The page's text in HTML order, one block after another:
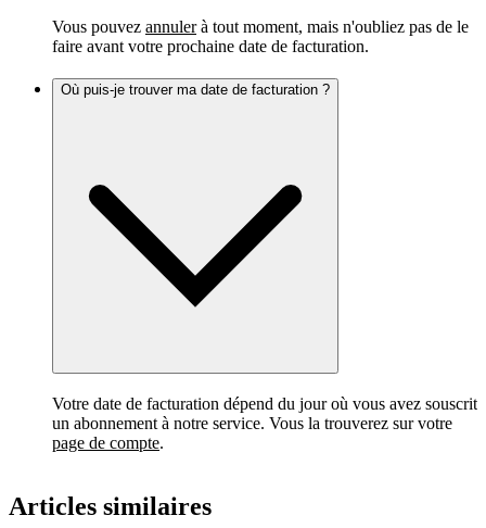
Vous pouvez annulerà tout moment, mais n'oubliez pas de le
faire avant votre prochaine date de facturation.
Où puis-je trouver ma date de facturation ?
Votre date de facturation dépend du jour où vous avez souscrit
un abonnement à notre service. Vous la trouverez sur votre
page de compte.
Articles similaires